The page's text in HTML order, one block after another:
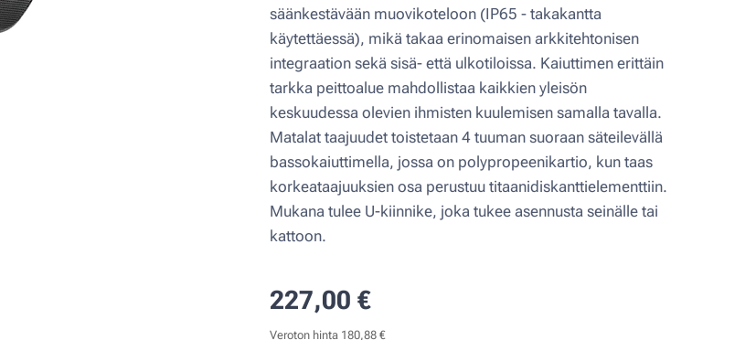
säänkestävään muovikoteloon (IP65 - takakantta
käytettäessä), mikä takaa erinomaisen arkkitehtonisen
integraation sekä sisä- että ulkotiloissa. Kaiuttimen erittäin
tarkka peittoalue mahdollistaa kaikkien yleisön
keskuudessa olevien ihmisten kuulemisen samalla tavalla.
Matalat taajuudet toistetaan 4 tuuman suoraan säteilevällä
bassokaiuttimella, jossa on polypropeenikartio, kun taas
korkeataajuuksien osa perustuu titaanidiskanttielementtiin.
Mukana tulee U-kiinnike, joka tukee asennusta seinälle tai
kattoon.
227,00 €
Veroton hinta 180,88 €